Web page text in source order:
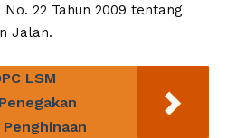
22 Tahun 2009 tentang
Jalan.
LSM